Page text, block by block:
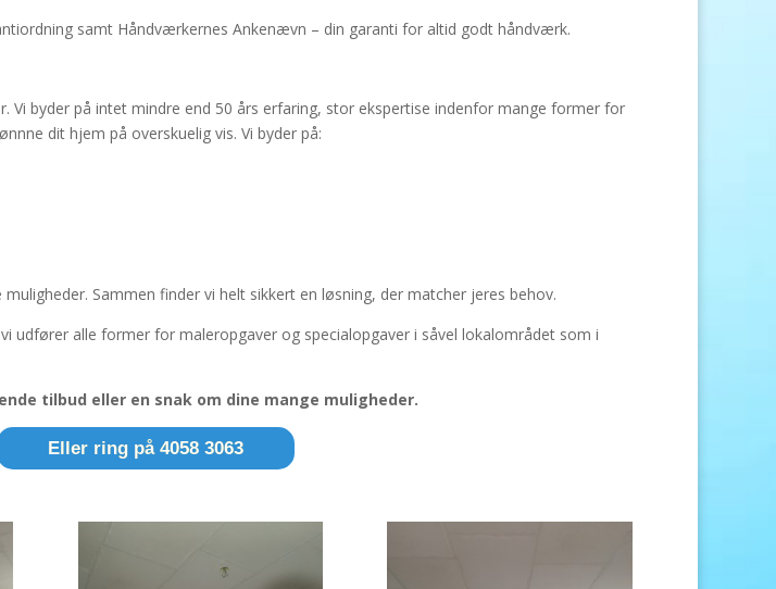
samt Håndværkernes Ankenævn – din garanti for altid godt håndværk.
byder på intet mindre end 50 års erfaring, stor ekspertise indenfor mange former for
dit hjem på overskuelig vis. Vi byder på:
Sammen finder vi helt sikkert en løsning, der matcher jeres behov.
udfører alle former for maleropgaver og specialopgaver i såvel lokalområdet som i
tilbud eller en snak om dine mange muligheder.
Eller ring på 4058 3063